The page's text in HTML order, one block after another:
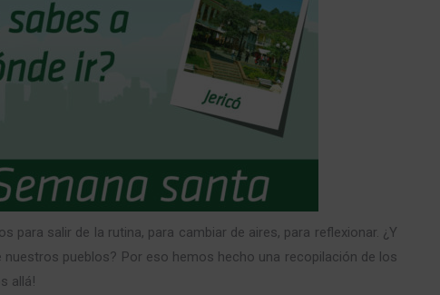
salir de la rutina, para cambiar de aires, para reflexionar. ¿Y
nuestros pueblos? Por eso hemos hecho una recopilación de los
allá!